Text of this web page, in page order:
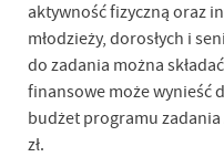
aktywność fizyczną oraz
młodzieży, dorosłych i
do zadania można
finansowe może wynieść
budżet programu
zł.